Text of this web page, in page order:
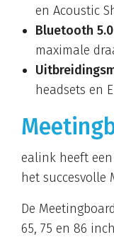
en Acoustic
Bluetooth
maximale
headsets en
ealink heeft
het succesvolle
De
65, 75 en 86